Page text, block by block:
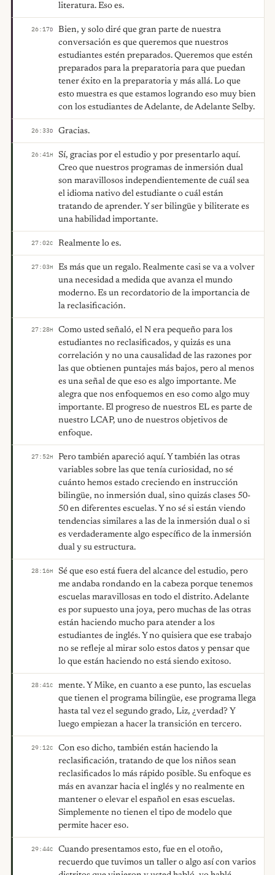
literatura. Eso es.
26:17D
Bien, y solo diré que gran parte de nuestra
conversación es que queremos que nuestros
estudiantes estén preparados. Queremos que estén
preparados para la preparatoria para que puedan
tener éxito en la preparatoria y más allá. Lo que
esto muestra es que estamos logrando eso muy bien
con los estudiantes de Adelante, de Adelante Selby.
26:33D Gracias.
26:41H
Sí, gracias por el estudio y por presentarlo aquí.
Creo que nuestros programas de inmersión dual
son maravillosos independientemente de cuál sea
el idioma nativo del estudiante o cuál están
tratando de aprender. Y ser bilingüe y biliterate es
una habilidad importante.
27:02C Realmente lo es.
27:03H
Es más que un regalo. Realmente casi se va a volver
una necesidad a medida que avanza el mundo
moderno. Es un recordatorio de la importancia de
la reclasificación.
27:28H
Como usted señaló, el N era pequeño para los
estudiantes no reclasificados, y quizás es una
correlación y no una causalidad de las razones por
las que obtienen puntajes más bajos, pero al menos
es una señal de que eso es algo importante. Me
alegra que nos enfoquemos en eso como algo muy
importante. El progreso de nuestros EL es parte de
nuestro LCAP, uno de nuestros objetivos de
enfoque.
27:52H
Pero también apareció aquí. Y también las otras
variables sobre las que tenía curiosidad, no sé
cuánto hemos estado creciendo en instrucción
bilingüe, no inmersión dual, sino quizás clases 50-
50 en diferentes escuelas. Y no sé si están viendo
tendencias similares a las de la inmersión dual o si
es verdaderamente algo específico de la inmersión
dual y su estructura.
28:16H
Sé que eso está fuera del alcance del estudio, pero
me andaba rondando en la cabeza porque tenemos
escuelas maravillosas en todo el distrito. Adelante
es por supuesto una joya, pero muchas de las otras
están haciendo mucho para atender a los
estudiantes de inglés. Y no quisiera que ese trabajo
no se refleje al mirar solo estos datos y pensar que
lo que están haciendo no está siendo exitoso.
28:41C
mente. Y Mike, en cuanto a ese punto, las escuelas
que tienen el programa bilingüe, ese programa llega
hasta tal vez el segundo grado, Liz, ¿verdad? Y
luego empiezan a hacer la transición en tercero.
29:12C
Con eso dicho, también están haciendo la
reclasificación, tratando de que los niños sean
reclasificados lo más rápido posible. Su enfoque es
más en avanzar hacia el inglés y no realmente en
mantener o elevar el español en esas escuelas.
Simplemente no tienen el tipo de modelo que
permite hacer eso.
29:44C
Cuando presentamos esto, fue en el otoño,
recuerdo que tuvimos un taller o algo así con varios